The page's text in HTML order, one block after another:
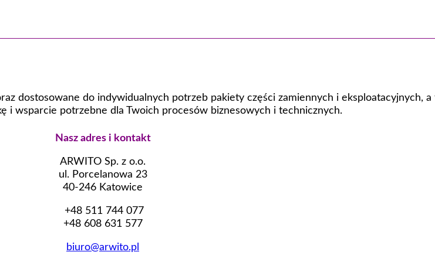
dostosowane do indywidualnych potrzeb pakiety części zamiennych i eksploatacyjnych, a
wsparcie potrzebne dla Twoich procesów biznesowych i technicznych.
Nasz adres i kontakt
ARWITO Sp. z o.o.
ul. Porcelanowa 23
40-246 Katowice
+48 511 744 077
+48 608 631 577
biuro@arwito.pl